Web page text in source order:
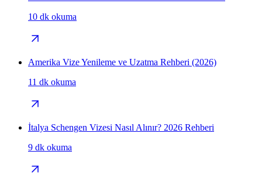
10 dk okuma
Amerika Vize Yenileme ve Uzatma Rehberi (2026)
11 dk okuma
İtalya Schengen Vizesi Nasıl Alınır? 2026 Rehberi
9 dk okuma